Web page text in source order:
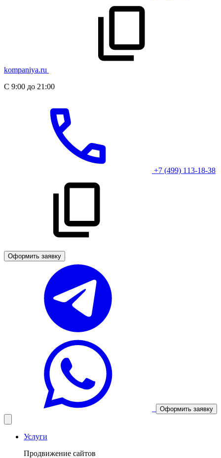
kompaniya.ru
С 9:00 до 21:00
+7 (499) 113-18-38
Оформить заявку
Оформить заявку
Услуги
Продвижение сайтов